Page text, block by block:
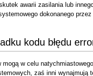
awarii zasilania lub
dokonanego
kodu błędu
w celu
zaś inni